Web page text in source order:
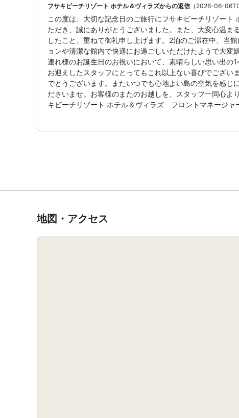
フサキビーチリゾート ホテル＆ヴィラズからの返信（2026-06-
この度は、大切な記念日のご旅行にフサキビーチリゾート
ただき、誠にありがとうございました。また、大変心温ま
したこと、重ねて御礼申し上げます。2泊のご滞在中、当
ョンや清潔な館内で快適にお過ごしいただけたようで大変
連れ様のお誕生日のお祝いにおいて、素晴らしい思い出の1
お迎えしたスタッフにとってもこれ以上ない喜びでござい
でとうございます。またいつでも心地よい島の空気を感じ
ださいませ。お客様のまたのお越しを、スタッフ一同心よ
キビーチリゾート ホテル＆ヴィラズ フロントマネージャ
地図・アクセス